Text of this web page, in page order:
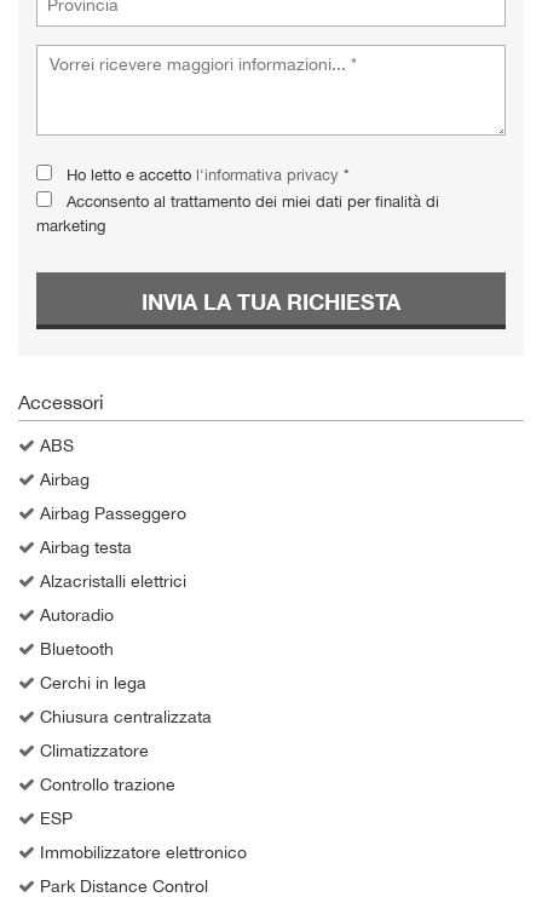
Ho letto e accetto l'informativa privacy *
Acconsento al trattamento dei miei dati per finalità di
marketing
INVIA LA TUA RICHIESTA
Accessori
ABS
Airbag
Airbag Passeggero
Airbag testa
Alzacristalli elettrici
Autoradio
Bluetooth
Cerchi in lega
Chiusura centralizzata
Climatizzatore
Controllo trazione
ESP
Immobilizzatore elettronico
Park Distance Control